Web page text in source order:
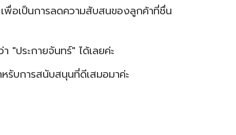
เพื่อเป็นการลดความสับสนของลูกค้าที่ชื่น
"ประกายจันทร์" ได้เลยค่ะ
บการสนับสนุนที่ดีเสมอมาค่ะ